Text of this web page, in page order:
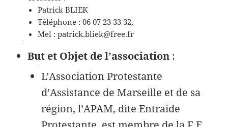
Patrick BLIEK
Téléphone : 06 07 23 33 32,
Mel : patrick.bliek@free.fr
But et Objet de l’association :
L’Association Protestante
d’Assistance de Marseille et de sa
région, l’APAM, dite Entraide